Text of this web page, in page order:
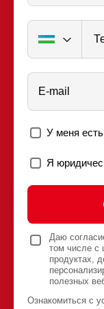
E-mail
У меня
Я
Даю
том числе с
продуктах,
полезных
Ознакомиться с